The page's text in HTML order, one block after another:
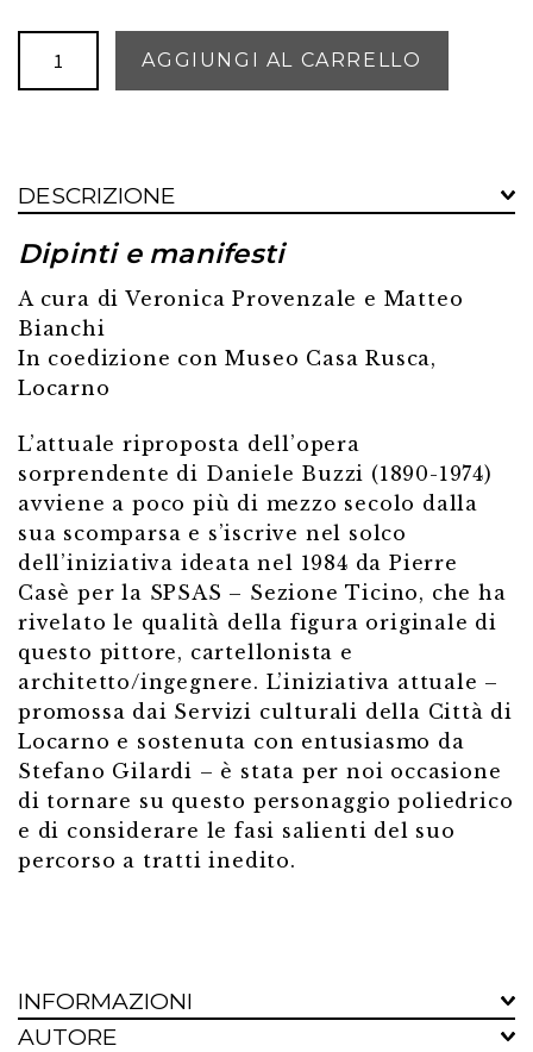
Buzzi
AGGIUNGI AL CARRELLO
DESCRIZIONE
Dipinti e manifesti
A cura di Veronica Provenzale e Matteo
Bianchi
In coedizione con Museo Casa Rusca,
Locarno
L’attuale riproposta dell’opera
sorprendente di Daniele Buzzi (1890-1974)
avviene a poco più di mezzo secolo dalla
sua scomparsa e s’iscrive nel solco
dell’iniziativa ideata nel 1984 da Pierre
Casè per la SPSAS – Sezione Ticino, che ha
rivelato le qualità della figura originale di
questo pittore, cartellonista e
architetto/ingegnere. L’iniziativa attuale –
promossa dai Servizi culturali della Città di
Locarno e sostenuta con entusiasmo da
Stefano Gilardi – è stata per noi occasione
di tornare su questo personaggio poliedrico
e di considerare le fasi salienti del suo
percorso a tratti inedito.
INFORMAZIONI
AUTORE